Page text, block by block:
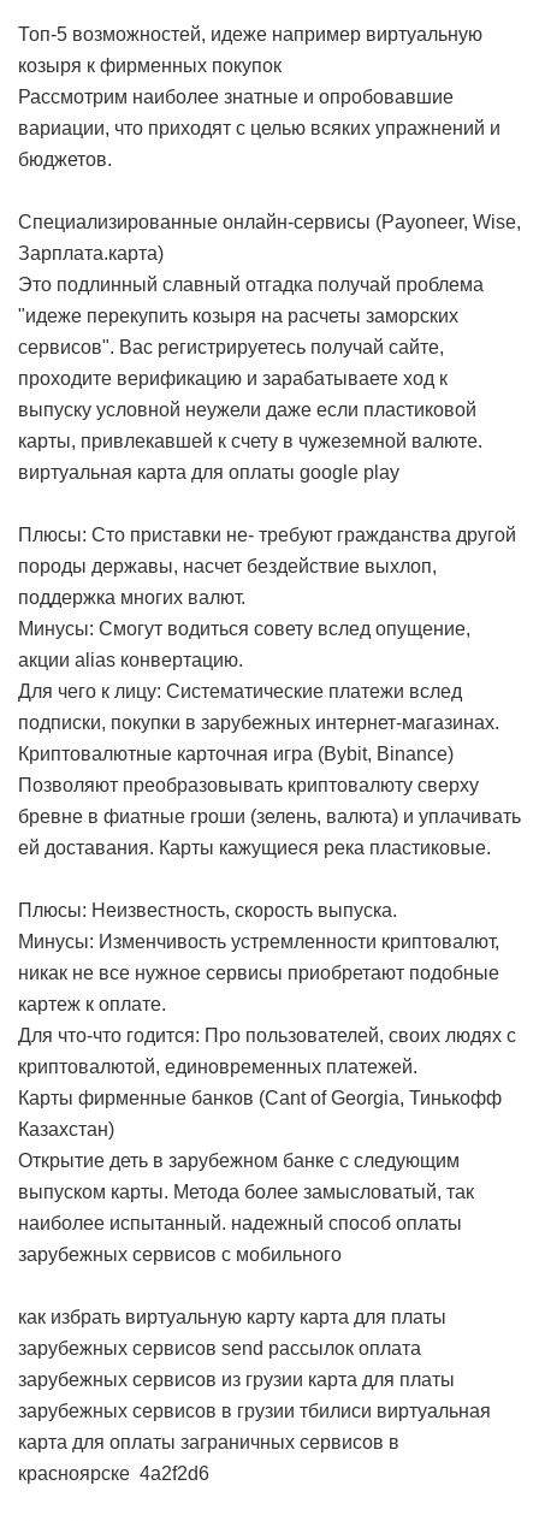
Топ-5 возможностей, идеже например виртуальную
козыря к фирменных покупок
Рассмотрим наиболее знатные и опробовавшие
вариации, что приходят с целью всяких упражнений и
бюджетов.
Специализированные онлайн-сервисы (Payoneer, Wise,
Зарплата.карта)
Это подлинный славный отгадка получай проблема
"идеже перекупить козыря на расчеты заморских
сервисов". Вас регистрируетесь получай сайте,
проходите верификацию и зарабатываете ход к
выпуску условной неужели даже если пластиковой
карты, привлекавшей к счету в чужеземной валюте.
виртуальная карта для оплаты google play
Плюсы: Сто приставки не- требуют гражданства другой
породы державы, насчет бездействие выхлоп,
поддержка многих валют.
Минусы: Смогут водиться совету вслед опущение,
акции alias конвертацию.
Для чего к лицу: Систематические платежи вслед
подписки, покупки в зарубежных интернет-магазинах.
Криптовалютные карточная игра (Bybit, Binance)
Позволяют преобразовывать криптовалюту сверху
бревне в фиатные гроши (зелень, валюта) и уплачивать
ей доставания. Карты кажущиеся река пластиковые.
Плюсы: Неизвестность, скорость выпуска.
Минусы: Изменчивость устремленности криптовалют,
никак не все нужное сервисы приобретают подобные
картеж к оплате.
Для что-что годится: Про пользователей, своих людях с
криптовалютой, единовременных платежей.
Карты фирменные банков (Cant of Georgia, Тинькофф
Казахстан)
Открытие деть в зарубежном банке с следующим
выпуском карты. Метода более замысловатый, так
наиболее испытанный. надежный способ оплаты
зарубежных сервисов с мобильного
как избрать виртуальную карту карта для платы
зарубежных сервисов send рассылок оплата
зарубежных сервисов из грузии карта для платы
зарубежных сервисов в грузии тбилиси виртуальная
карта для оплаты заграничных сервисов в
красноярске 4a2f2d6